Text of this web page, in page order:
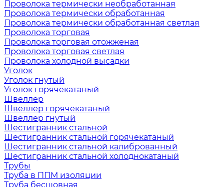
Проволока термически необработанная
Проволока термически обработанная
Проволока термически обработанная светлая
Проволока торговая
Проволока торговая отожженая
Проволока торговая светлая
Проволока холодной высадки
Уголок
Уголок гнутый
Уголок горячекатаный
Швеллер
Швеллер горячекатаный
Швеллер гнутый
Шестигранник стальной
Шестигранник стальной горячекатаный
Шестигранник стальной калиброванный
Шестигранник стальной холоднокатаный
Трубы
Труба в ППМ изоляции
Труба бесшовная